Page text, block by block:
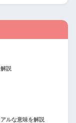
説
ルな意味を解説